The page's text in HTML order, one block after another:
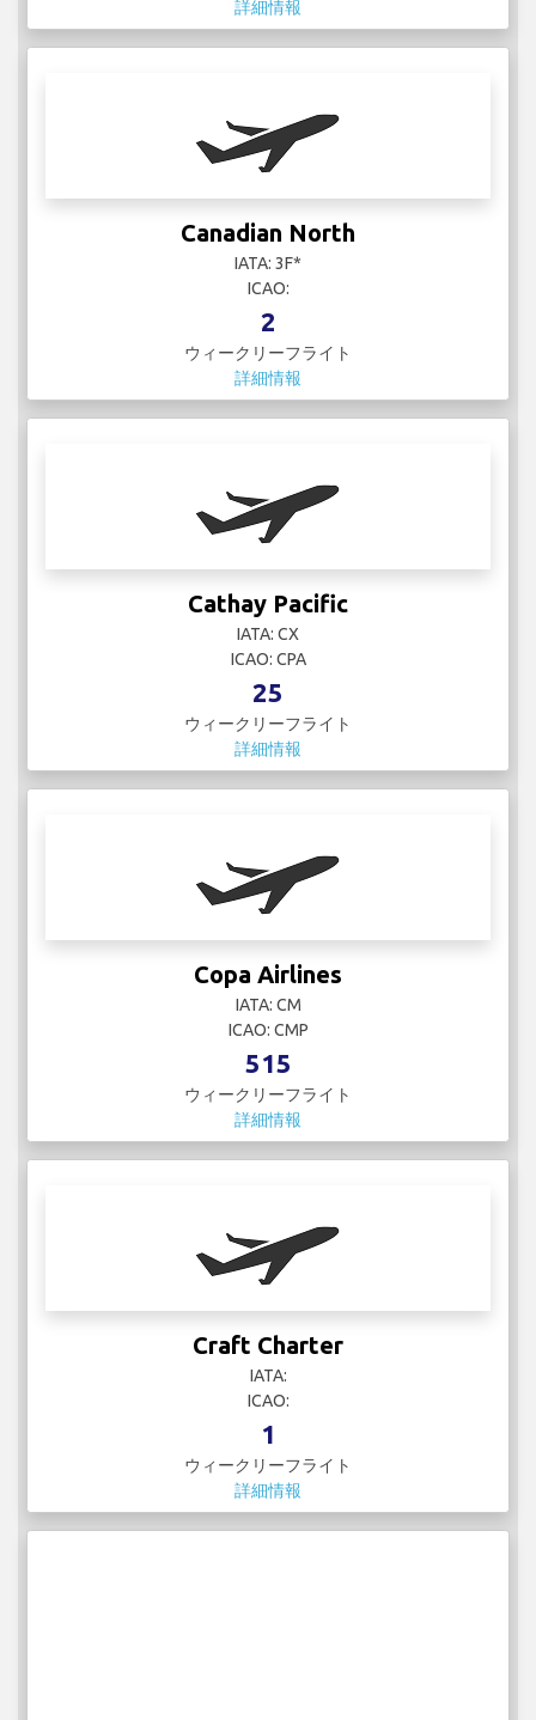
IATA: 3F*
詳細情報
Cathay Pacific
IATA: CX
25
ウィークリーフライト
Copa Airlines
IATA: CM
ICAO: CMP
515
詳細情報
Craft Charter
ICAO:
1
詳細情報